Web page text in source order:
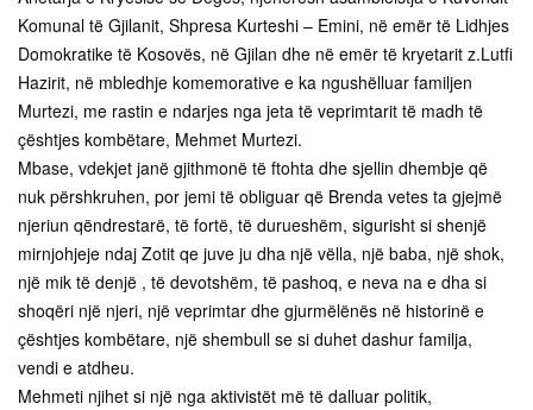
Komunal të Gjilanit, Shpresa Kurteshi – Emini, në emër të Lidhjes
Domokratike të Kosovës, në Gjilan dhe në emër të kryetarit z.Lutfi
Hazirit, në mbledhje komemorative e ka ngushëlluar familjen
Murtezi, me rastin e ndarjes nga jeta të veprimtarit të madh të
çështjes kombëtare, Mehmet Murtezi.
Mbase, vdekjet janë gjithmonë të ftohta dhe sjellin dhembje që
nuk përshkruhen, por jemi të obliguar që Brenda vetes ta gjejmë
njeriun qëndrestarë, të fortë, të durueshëm, sigurisht si shenjë
mirnjohjeje ndaj Zotit qe juve ju dha një vëlla, një baba, një shok,
një mik të denjë , të devotshëm, të pashoq, e neva na e dha si
shoqëri një njeri, një veprimtar dhe gjurmëlënës në historinë e
çështjes kombëtare, një shembull se si duhet dashur familja,
vendi e atdheu.
Mehmeti njihet si një nga aktivistët më të dalluar politik,